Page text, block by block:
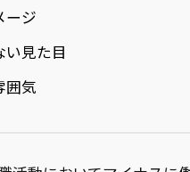
ージ
見た目
囲気